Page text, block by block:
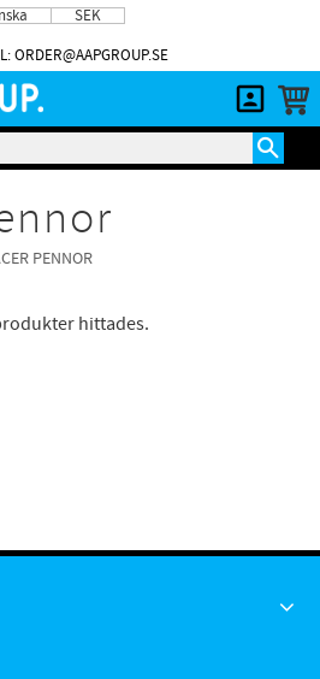
SEK
ORDER@AAPGROUP.SE
PENNOR
hittades.